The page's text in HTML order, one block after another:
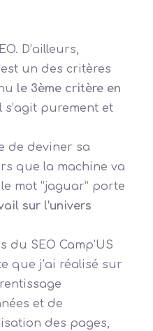
D’ailleurs,
un des critères
le 3ème critère en
s’agit purement et
de deviner sa
que la machine va
mot “jaguar” porte
sur l’univers
SEO Camp’US
que j’ai réalisé sur
et de
des pages,